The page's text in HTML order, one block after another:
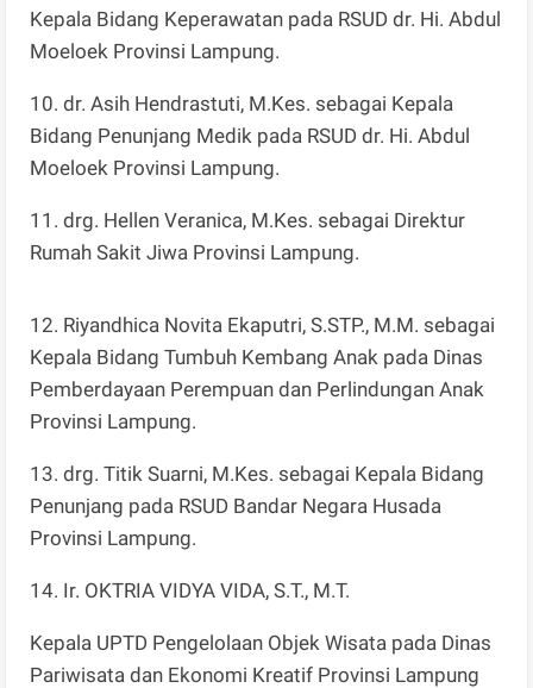
Kepala Bidang Keperawatan pada RSUD dr. Hi. Abdul
Moeloek Provinsi Lampung.
10. dr. Asih Hendrastuti, M.Kes. sebagai Kepala
Bidang Penunjang Medik pada RSUD dr. Hi. Abdul
Moeloek Provinsi Lampung.
11. drg. Hellen Veranica, M.Kes. sebagai Direktur
Rumah Sakit Jiwa Provinsi Lampung.
12. Riyandhica Novita Ekaputri, S.STP., M.M. sebagai
Kepala Bidang Tumbuh Kembang Anak pada Dinas
Pemberdayaan Perempuan dan Perlindungan Anak
Provinsi Lampung.
13. drg. Titik Suarni, M.Kes. sebagai Kepala Bidang
Penunjang pada RSUD Bandar Negara Husada
Provinsi Lampung.
14. Ir. OKTRIA VIDYA VIDA, S.T., M.T.
Kepala UPTD Pengelolaan Objek Wisata pada Dinas
Pariwisata dan Ekonomi Kreatif Provinsi Lampung